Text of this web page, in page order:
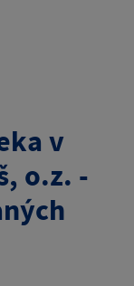
v
o.z. -